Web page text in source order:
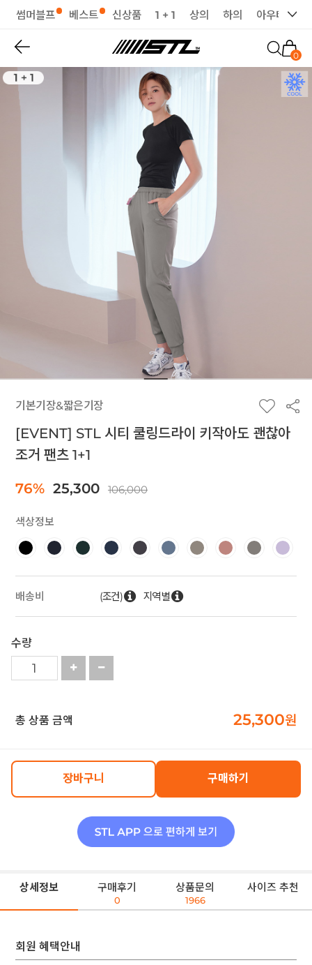
썸머블프 베스트 신상품 1 + 1 상의 하의 아우터
0
기본기장&짧은기장
[EVENT] STL 시티 쿨링드라이 키작아도 괜찮아
조거 팬츠 1+1
76% 25,300 106,000
색상정보
배송비 (조건) 지역별
수량
총 상품 금액 25,300원
장바구니 구매하기
상세정보 구매후기
0
상품문의
1966
사이즈 추천
회원 혜택안내